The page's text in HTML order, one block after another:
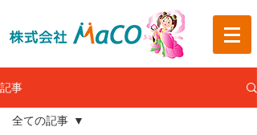
記事
全ての記事